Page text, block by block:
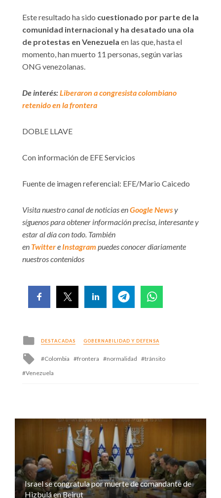
Este resultado ha sido cuestionado por parte de la
comunidad internacional y ha desatado una ola
de protestas en Venezuela en las que, hasta el
momento, han muerto 11 personas, según varias
ONG venezolanas.
De interés:Liberaron a congresista colombiano
retenido en la frontera
DOBLE LLAVE
Con información de EFE Servicios
Fuente de imagen referencial: EFE/Mario Caicedo
Visita nuestro canal de noticias enGoogle Newsy
síguenos para obtener información precisa, interesante y
estar al día con todo. También
en Twittere Instagram puedes conocer diariamente
nuestros contenidos
Posted
in
DESTACADAS GOBERNABILIDAD Y DEFENSA
Tagged
Colombia frontera normalidad
tránsito
Venezuela
Israel se congratula por muerte de comandante de
Hizbulá en Beirut